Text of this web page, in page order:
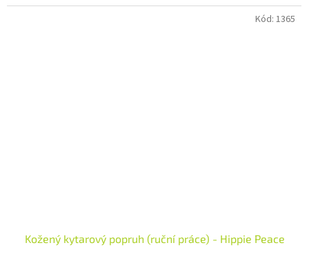
Kožený kytarový popruh (ruční práce) - Hippie Peace
Kód: 1365